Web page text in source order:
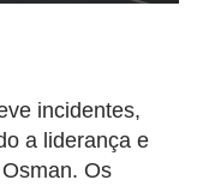
incidentes,
a liderança e
Os